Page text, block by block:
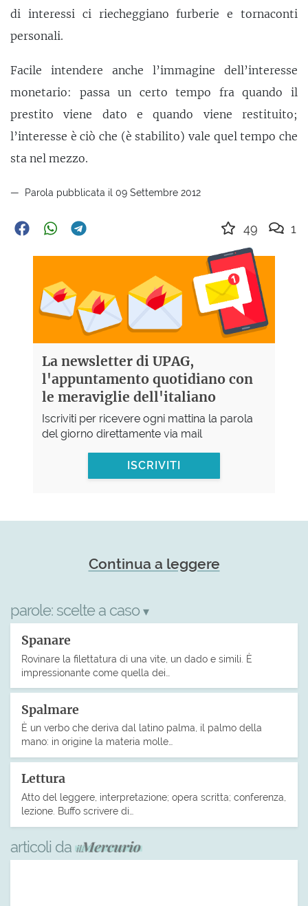
di interessi ci riecheggiano furberie e tornaconti
personali.
Facile intendere anche l’immagine dell’interesse
monetario: passa un certo tempo fra quando il
prestito viene dato e quando viene restituito;
l’interesse è ciò che (è stabilito) vale quel tempo che
sta nel mezzo.
Parola pubblicata il 09 Settembre 2012
49 1
La newsletter di UPAG,
l'appuntamento quotidiano con
le meraviglie dell'italiano
Iscriviti per ricevere ogni mattina la parola
del giorno direttamente via mail
ISCRIVITI
Continua a leggere
parole: scelte a caso ▾
Spanare
Rovinare la filettatura di una vite, un dado e simili. È
impressionante come quella dei…
Spalmare
È un verbo che deriva dal latino palma, il palmo della
mano: in origine la materia molle…
Lettura
Atto del leggere, interpretazione; opera scritta; conferenza,
lezione. Buffo scrivere di…
articoli da